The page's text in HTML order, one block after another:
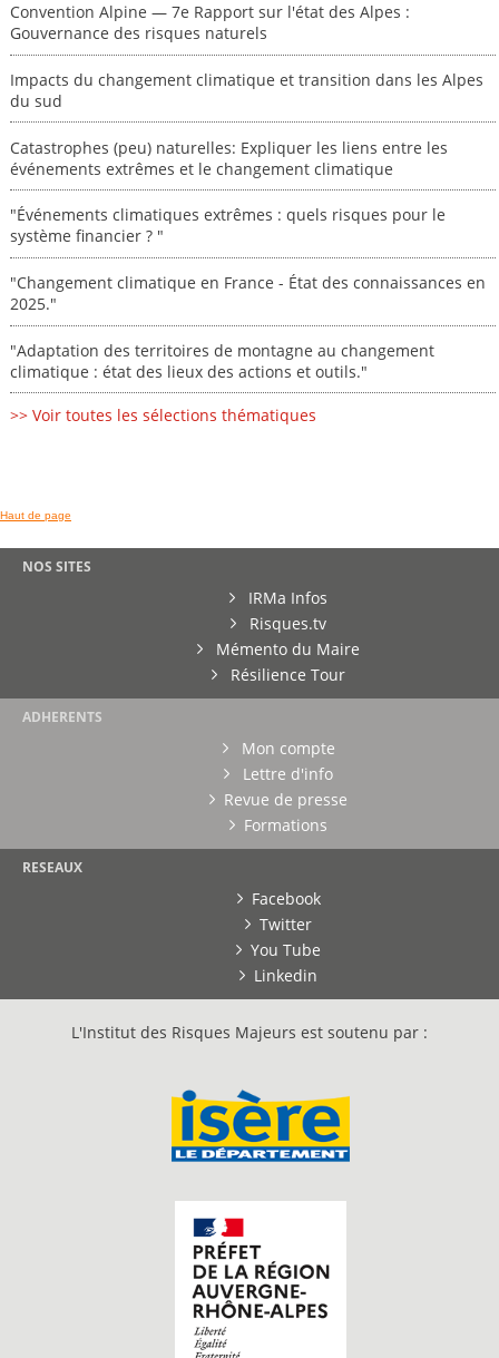
Convention Alpine — 7e Rapport sur l'état des Alpes :
Gouvernance des risques naturels
Impacts du changement climatique et transition dans les Alpes
du sud
Catastrophes (peu) naturelles: Expliquer les liens entre les
événements extrêmes et le changement climatique
"Événements climatiques extrêmes : quels risques pour le
système financier ? "
"Changement climatique en France - État des connaissances en
2025."
"Adaptation des territoires de montagne au changement
climatique : état des lieux des actions et outils."
>> Voir toutes les sélections thématiques
Haut de page
NOS SITES
IRMa Infos
Risques.tv
Mémento du Maire
Résilience Tour
ADHERENTS
Mon compte
Lettre d'info
Revue de presse
Formations
RESEAUX
Facebook
Twitter
You Tube
Linkedin
L'Institut des Risques Majeurs est soutenu par :